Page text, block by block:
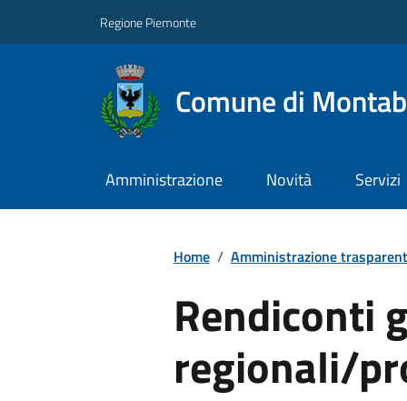
Regione Piemonte
Comune di
Amministrazione Novità Servizi
Home / Amministrazione
Rendiconti
regionali/